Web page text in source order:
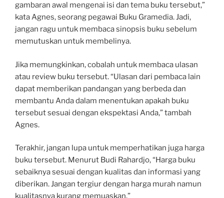
gambaran awal mengenai isi dan tema buku tersebut,”
kata Agnes, seorang pegawai Buku Gramedia. Jadi,
jangan ragu untuk membaca sinopsis buku sebelum
memutuskan untuk membelinya.
Jika memungkinkan, cobalah untuk membaca ulasan
atau review buku tersebut. “Ulasan dari pembaca lain
dapat memberikan pandangan yang berbeda dan
membantu Anda dalam menentukan apakah buku
tersebut sesuai dengan ekspektasi Anda,” tambah
Agnes.
Terakhir, jangan lupa untuk memperhatikan juga harga
buku tersebut. Menurut Budi Rahardjo, “Harga buku
sebaiknya sesuai dengan kualitas dan informasi yang
diberikan. Jangan tergiur dengan harga murah namun
kualitasnya kurang memuaskan.”